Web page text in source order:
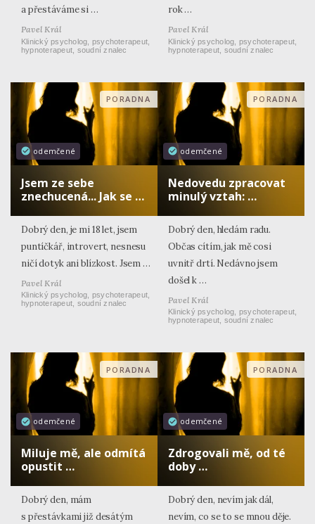
a přestáváme si …
Pavel Král
Klinický psycholog, psychoterapeut,
hypnoterapeut, soudní znalec
rok …
Pavel Král
Klinický psycholog, psychoterapeut,
hypnoterapeut, soudní znalec
odemčené
PORADNA
Jsem ze sebe
znechucená... Jak se …
Dobrý den, je mi 18 let, jsem
puntíčkář, introvert, nesnesu
ničí dotyk ani blízkost. Jsem …
Pavel Král
Klinický psycholog, psychoterapeut,
hypnoterapeut, soudní znalec
odemčené
PORADNA
Nedovedu zpracovat
minulý vztah: …
Dobrý den, hledám radu.
Občas cítím, jak mě cosi
uvnitř drtí. Nedávno jsem
došel k …
Pavel Král
Klinický psycholog, psychoterapeut,
hypnoterapeut, soudní znalec
odemčené
PORADNA
Miluje mě, ale odmítá
opustit …
Dobrý den, mám
s přestávkami již desátým
odemčené
PORADNA
Zdrogovali mě, od té
doby …
Dobrý den, nevím jak dál,
nevím, co se to se mnou děje.